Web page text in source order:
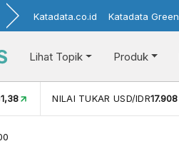
Katadata.co.id Katadata Green
Lihat Topik Produk
1,38 NILAI TUKAR USD/IDR17.908